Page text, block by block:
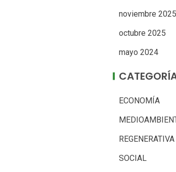
noviembre 2025
octubre 2025
mayo 2024
ECONOMÍA
REGENERATIVA
SOCIAL